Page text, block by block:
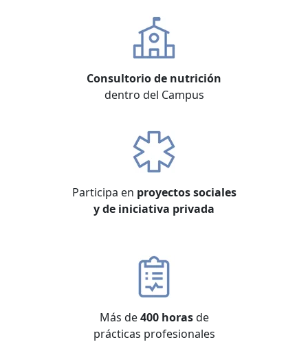
Consultorio de nutrición
dentro del Campus
Participa en proyectos sociales
y de iniciativa privada
Más de400 horasde
prácticas profesionales